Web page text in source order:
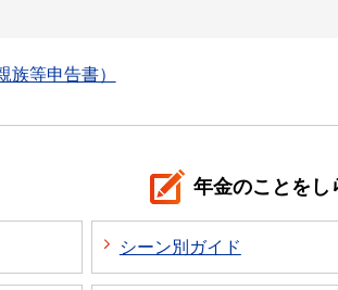
族等申告書）
年金のことをし
シーン別ガイド